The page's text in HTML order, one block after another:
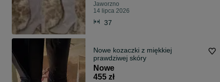
Jaworzno
14 lipca 2026
37
Nowe kozaczki z miękkiej
prawdziwej skóry
Nowe
455 zł